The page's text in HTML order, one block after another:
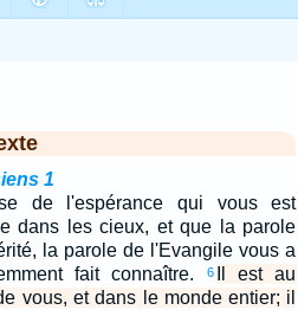
1
de l'espérance qui vous est
dans les cieux, et que la parole
la parole de l'Evangile vous a
fait connaître.
6
Il est au
vous, et dans le monde entier; il